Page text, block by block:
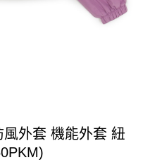
外套 機能外套 紐